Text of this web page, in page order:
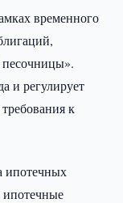
временного
песочницы».
и регулирует
к
ипотечных
ипотечные